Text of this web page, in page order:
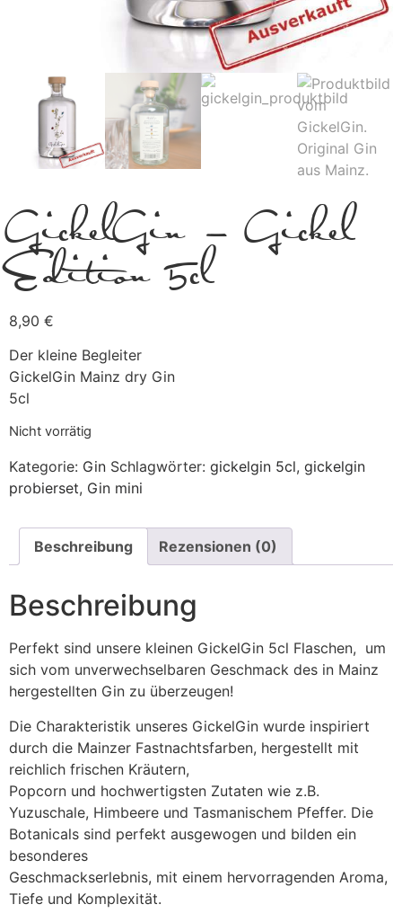
GickelGin – Gickel
Edition 5cl
8,90 €
Der kleine Begleiter
GickelGin Mainz dry Gin
5cl
Nicht vorrätig
Kategorie: Gin Schlagwörter: gickelgin 5cl, gickelgin
probierset, Gin mini
Beschreibung Rezensionen (0)
Beschreibung
Perfekt sind unsere kleinen GickelGin 5cl Flaschen, um
sich vom unverwechselbaren Geschmack des in Mainz
hergestellten Gin zu überzeugen!
Die Charakteristik unseres GickelGin wurde inspiriert
durch die Mainzer Fastnachtsfarben, hergestellt mit
reichlich frischen Kräutern,
Popcorn und hochwertigsten Zutaten wie z.B.
Yuzuschale, Himbeere und Tasmanischem Pfeffer. Die
Botanicals sind perfekt ausgewogen und bilden ein
besonderes
Geschmackserlebnis, mit einem hervorragenden Aroma,
Tiefe und Komplexität.